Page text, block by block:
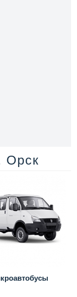
Орск